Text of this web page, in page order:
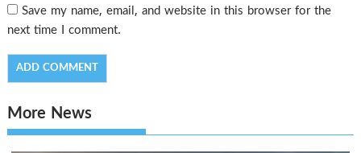
Save my name, email, and website in this browser for the
next time I comment.
More News